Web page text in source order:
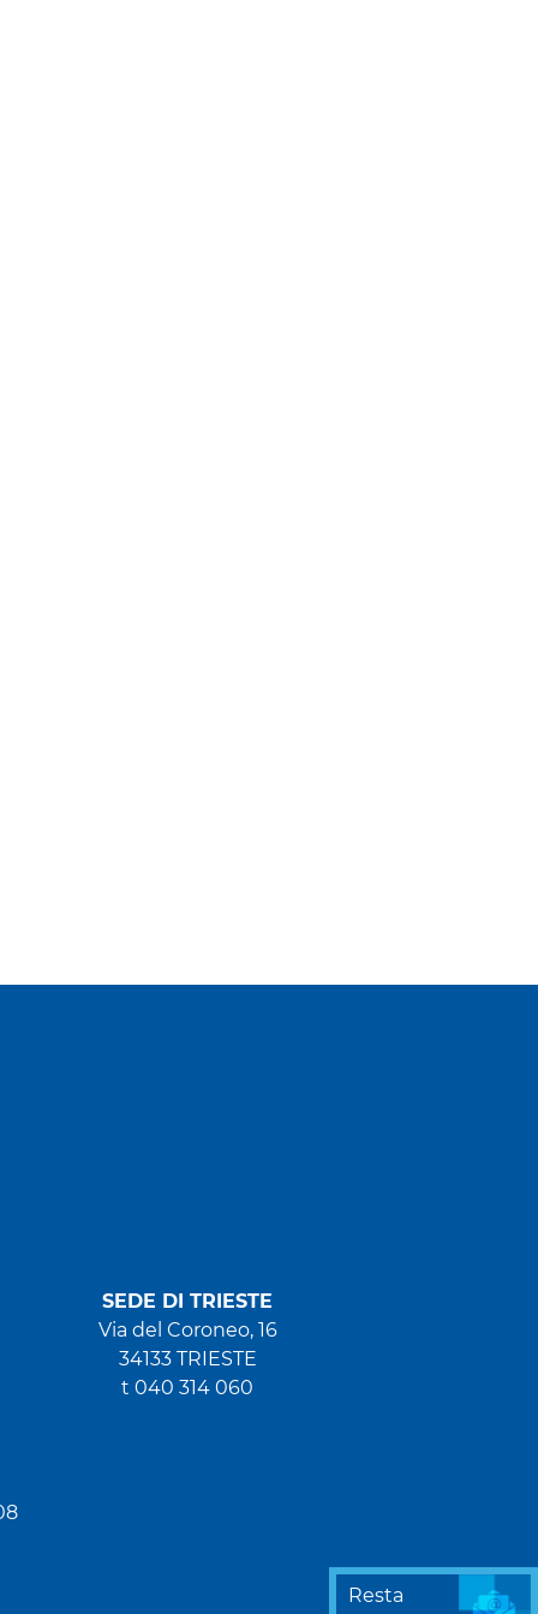
Resta
SEDE DI TRIESTE
Via del Coroneo, 16
34133 TRIESTE
t 040 314 060